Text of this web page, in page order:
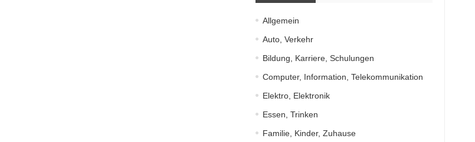
Allgemein
Auto, Verkehr
Bildung, Karriere, Schulungen
Computer, Information, Telekommunikation
Elektro, Elektronik
Essen, Trinken
Familie, Kinder, Zuhause